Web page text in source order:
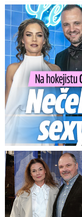
Na Gáboríka se sypou